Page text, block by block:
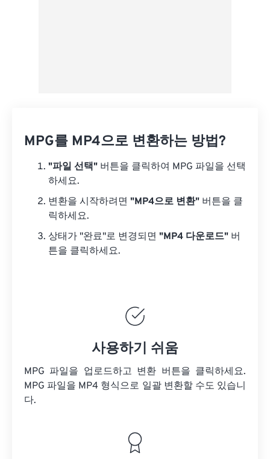
MPG를 MP4으로 변환하는 방법?
"파일 선택" 버튼을 클릭하여 MPG 파일을 선택
하세요.
변환을 시작하려면 "MP4으로 변환" 버튼을 클
릭하세요.
상태가 "완료"로 변경되면 "MP4 다운로드" 버
튼을 클릭하세요.
사용하기 쉬움
MPG 파일을 업로드하고 변환 버튼을 클릭하세요.
MPG 파일을 MP4 형식으로 일괄 변환할 수도 있습니
다.